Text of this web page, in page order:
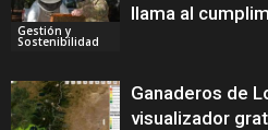
Gestión y
Sostenibilidad
llama al
Ganaderos de
visualizador